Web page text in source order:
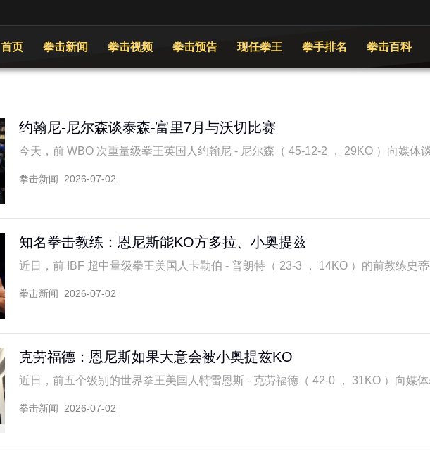
首页 拳击新闻 拳击视频 拳击预告 现任拳王 拳手排名 拳击百科
约翰尼-尼尔森谈泰森-富里7月与沃切比赛
今天，前 WBO 次重量级拳王英国人约翰尼 - 尼尔森（ 45-12-2 ， 29KO ）向媒体
拳击新闻 2026-07-02
知名拳击教练：恩尼斯能KO方多拉、小奥提兹
近日，前 IBF 超中量级拳王美国人卡勒伯 - 普朗特（ 23-3 ， 14KO ）的前教练史蒂
拳击新闻 2026-07-02
克劳福德：恩尼斯如果大意会被小奥提兹KO
近日，前五个级别的世界拳王美国人特雷恩斯 - 克劳福德（ 42-0 ， 31KO ）向媒体
拳击新闻 2026-07-02